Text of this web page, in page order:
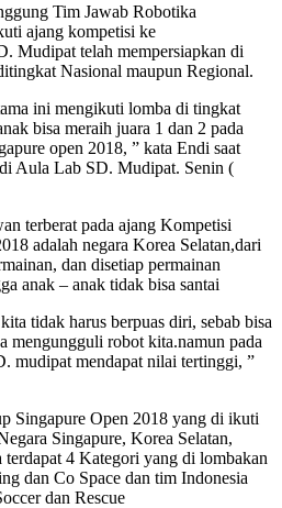
Tim Jawab Robotika
ajang kompetisi ke
Mudipat telah mempersiapkan di
Nasional maupun Regional.
ini mengikuti lomba di tingkat
bisa meraih juara 1 dan 2 pada
open 2018, ” kata Endi saat
Aula Lab SD. Mudipat. Senin (
terberat pada ajang Kompetisi
adalah negara Korea Selatan,dari
dan disetiap permainan
anak – anak tidak bisa santai
tidak harus berpuas diri, sebab bisa
mengungguli robot kita.namun pada
mudipat mendapat nilai tertinggi, ”
Singapure Open 2018 yang di ikuti
Singapure, Korea Selatan,
4 Kategori yang di lombakan
dan Co Space dan tim Indonesia
dan Rescue